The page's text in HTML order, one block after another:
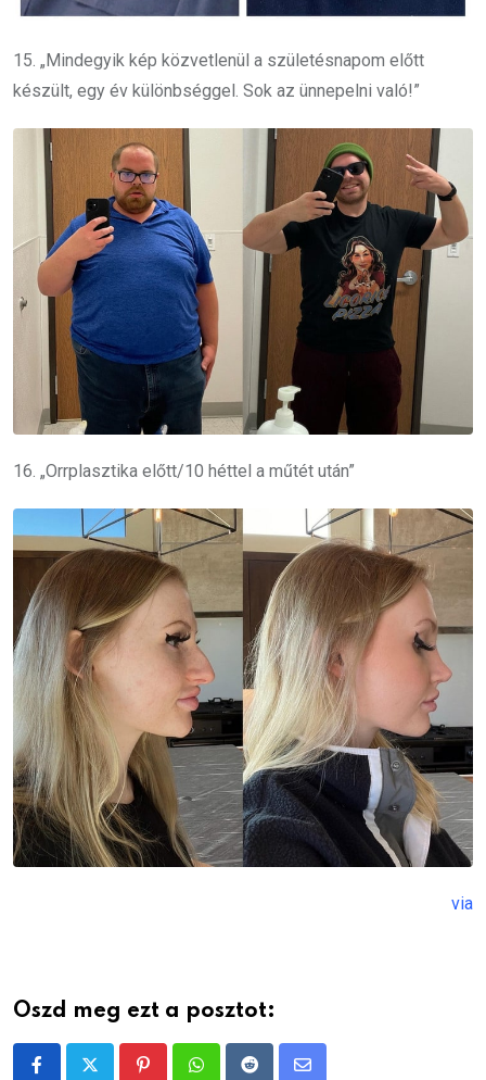
15. „Mindegyik kép közvetlenül a születésnapom előtt
készült, egy év különbséggel. Sok az ünnepelni való!”
16. „Orrplasztika előtt/10 héttel a műtét után”
via
Oszd meg ezt a posztot: